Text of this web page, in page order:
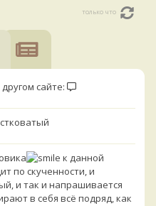
только что
сайте:
к данной
по скученности, и
и так и напрашивается
в себя всё подряд, как